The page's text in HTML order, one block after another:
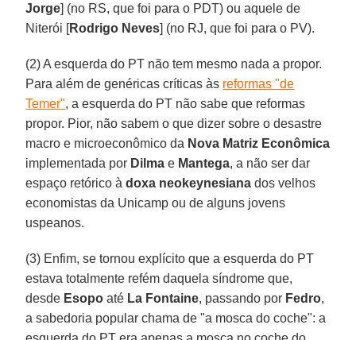
Jorge] (no RS, que foi para o PDT) ou aquele de
Niterói [Rodrigo Neves] (no RJ, que foi para o PV).
(2) A esquerda do PT não tem mesmo nada a propor.
Para além de genéricas críticas às reformas "de
Temer", a esquerda do PT não sabe que reformas
propor. Pior, não sabem o que dizer sobre o desastre
macro e microeconômico da Nova Matriz Econômica
implementada por Dilma e Mantega, a não ser dar
espaço retórico àdoxa neokeynesiana dos velhos
economistas da Unicamp ou de alguns jovens
uspeanos.
(3) Enfim, se tornou explícito que a esquerda do PT
estava totalmente refém daquela síndrome que,
desde Esopo até La Fontaine, passando por Fedro,
a sabedoria popular chama de "a mosca do coche": a